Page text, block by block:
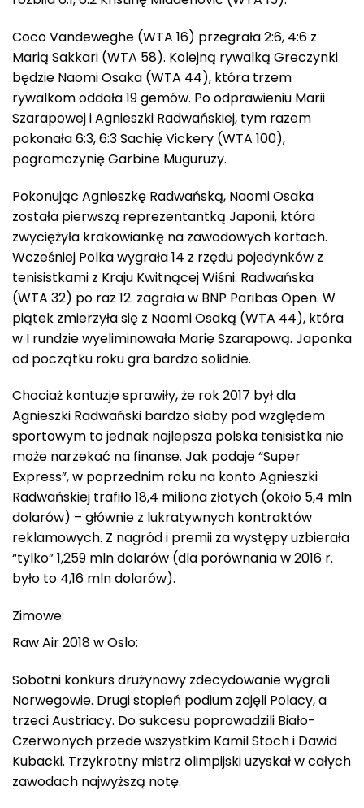
Coco Vandeweghe (WTA 16) przegrała 2:6, 4:6 z
Marią Sakkari (WTA 58). Kolejną rywalką Greczynki
będzie Naomi Osaka (WTA 44), która trzem
rywalkom oddała 19 gemów. Po odprawieniu Marii
Szarapowej i Agnieszki Radwańskiej, tym razem
pokonała 6:3, 6:3 Sachię Vickery (WTA 100),
pogromczynię Garbine Muguruzy.
Pokonując Agnieszkę Radwańską, Naomi Osaka
została pierwszą reprezentantką Japonii, która
zwyciężyła krakowiankę na zawodowych kortach.
Wcześniej Polka wygrała 14 z rzędu pojedynków z
tenisistkami z Kraju Kwitnącej Wiśni. Radwańska
(WTA 32) po raz 12. zagrała w BNP Paribas Open. W
piątek zmierzyła się z Naomi Osaką (WTA 44), która
w I rundzie wyeliminowała Marię Szarapową. Japonka
od początku roku gra bardzo solidnie.
Chociaż kontuzje sprawiły, że rok 2017 był dla
Agnieszki Radwański bardzo słaby pod względem
sportowym to jednak najlepsza polska tenisistka nie
może narzekać na finanse. Jak podaje “Super
Express”, w poprzednim roku na konto Agnieszki
Radwańskiej trafiło 18,4 miliona złotych (około 5,4 mln
dolarów) – głównie z lukratywnych kontraktów
reklamowych. Z nagród i premii za występy uzbierała
“tylko” 1,259 mln dolarów (dla porównania w 2016 r.
było to 4,16 mln dolarów).
Zimowe:
Raw Air 2018 w Oslo:
Sobotni konkurs drużynowy zdecydowanie wygrali
Norwegowie. Drugi stopień podium zajęli Polacy, a
trzeci Austriacy. Do sukcesu poprowadzili Biało-
Czerwonych przede wszystkim Kamil Stoch i Dawid
Kubacki. Trzykrotny mistrz olimpijski uzyskał w całych
zawodach najwyższą notę.